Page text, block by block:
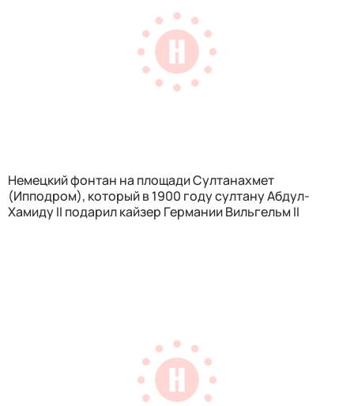
Немецкий фонтан на площади Султанахмет
(Ипподром), который в 1900 году султану Абдул-
Хамиду II подарил кайзер Германии Вильгельм II